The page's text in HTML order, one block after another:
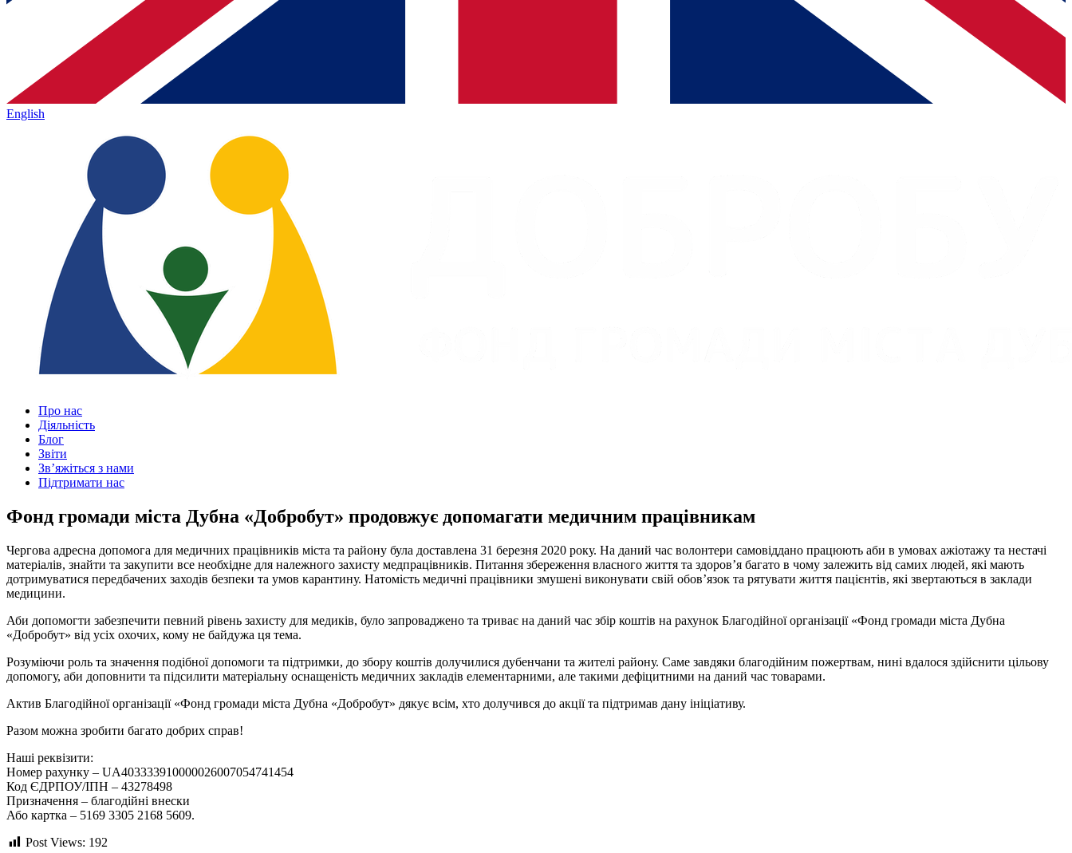
English
Про нас
Діяльність
Блог
Звіти
Зв’яжіться з нами
Підтримати нас
Фонд громади міста Дубна «Добробут» продовжує допомагати медичним працівникам
Чергова адресна допомога для медичних працівників міста та району була доставлена 31 березня 2020 року. На даний час волонтери самовіддано працюють аби в умовах ажіотажу та нестачі
матеріалів, знайти та закупити все необхідне для належного захисту медпрацівників. Питання збереження власного життя та здоров’я багато в чому залежить від самих людей, які мають
дотримуватися передбачених заходів безпеки та умов карантину. Натомість медичні працівники змушені виконувати свій обов’язок та рятувати життя пацієнтів, які звертаються в заклади
медицини.
Аби допомогти забезпечити певний рівень захисту для медиків, було запроваджено та триває на даний час збір коштів на рахунок Благодійної організації «Фонд громади міста Дубна
«Добробут» від усіх охочих, кому не байдужа ця тема.
Розуміючи роль та значення подібної допомоги та підтримки, до збору коштів долучилися дубенчани та жителі району. Саме завдяки благодійним пожертвам, нині вдалося здійснити цільову
допомогу, аби доповнити та підсилити матеріальну оснащеність медичних закладів елементарними, але такими дефіцитними на даний час товарами.
Актив Благодійної організації «Фонд громади міста Дубна «Добробут» дякує всім, хто долучився до акції та підтримав дану ініціативу.
Разом можна зробити багато добрих справ!
Наші реквізити:
Номер рахунку – UA403333910000026007054741454
Код ЄДРПОУ/ІПН – 43278498
Призначення – благодійні внески
Або картка – 5169 3305 2168 5609.
Post Views: 192